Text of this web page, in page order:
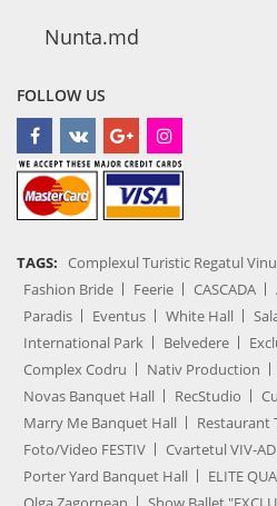
Nunta.md
FOLLOW US
TAGS: Complexul Turistic Regatul
Fashion Bride
Feerie CASCADA
Paradis
Eventus White Hall
International Park
Belvedere
Complex Codru
Nativ Production
Novas Banquet Hall
RecStudio
Marry Me Banquet Hall
Restaurant
Foto/Video FESTIV
Cvartetul VIV-
Porter Yard Banquet Hall
ELITE